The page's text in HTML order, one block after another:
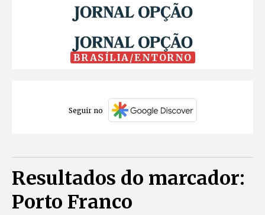
BRASÍLIA/ENTORNO
Seguir no
Resultados do marcador:
Porto Franco